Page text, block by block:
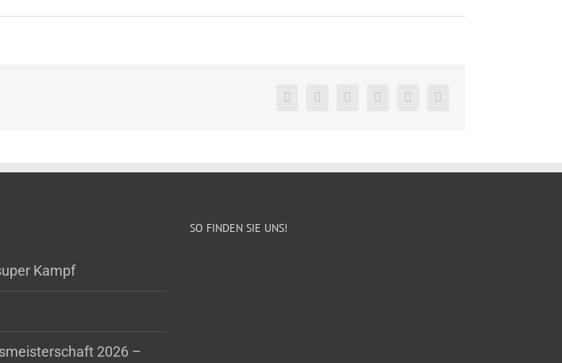
FacebookTwitter Reddit LinkedInPinterest
Kampf
2026 –
SO FINDEN SIE UNS!